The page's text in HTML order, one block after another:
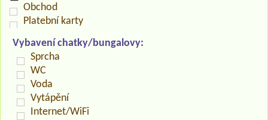
Obchod
Platební karty
Vybavení chatky/bungalovy:
Sprcha
WC
Voda
Vytápění
Internet/WiFi